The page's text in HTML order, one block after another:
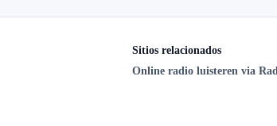
Sitios relacionados
Online radio luisteren via